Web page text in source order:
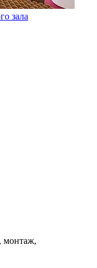
зала
монтаж,